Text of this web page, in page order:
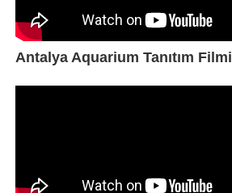
Antalya Aquarium Tanıtım Filmi